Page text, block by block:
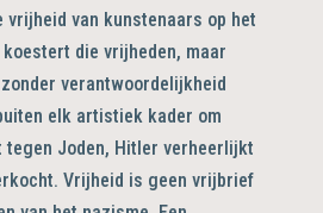
vrijheid van kunstenaars op het
die vrijheden, maar
verantwoordelijkheid
elk artistiek kader om
tegen Joden, Hitler verheerlijkt
Vrijheid is geen vrijbrief